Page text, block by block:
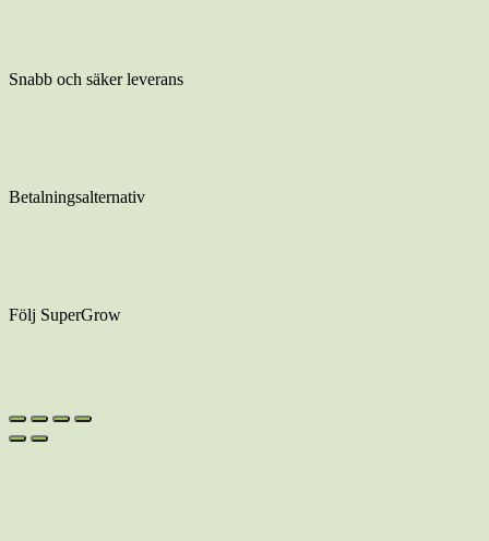
Snabb och säker leverans
Betalningsalternativ
Följ SuperGrow